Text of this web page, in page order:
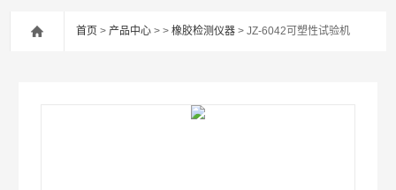
首页 >产品中心 > >橡胶检测仪器 > JZ-6042可塑性试验机